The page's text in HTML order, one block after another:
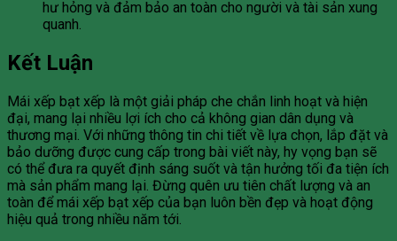
hư hỏng và đảm bảo an toàn cho người và tài sản xung
quanh.
Kết Luận
Mái xếp bạt xếp là một giải pháp che chắn linh hoạt và hiện
đại, mang lại nhiều lợi ích cho cả không gian dân dụng và
thương mại. Với những thông tin chi tiết về lựa chọn, lắp đặt và
bảo dưỡng được cung cấp trong bài viết này, hy vọng bạn sẽ
có thể đưa ra quyết định sáng suốt và tận hưởng tối đa tiện ích
mà sản phẩm mang lại. Đừng quên ưu tiên chất lượng và an
toàn để mái xếp bạt xếp của bạn luôn bền đẹp và hoạt động
hiệu quả trong nhiều năm tới.